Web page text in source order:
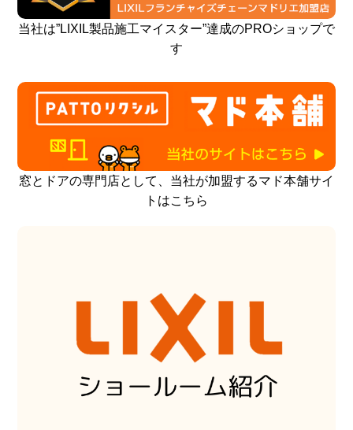
当社は”LIXIL製品施工マイスター”達成のPROショップで
す
窓とドアの専門店として、当社が加盟するマド本舗サイ
トはこちら